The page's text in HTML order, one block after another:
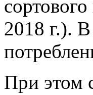
2018 г.).
При этом